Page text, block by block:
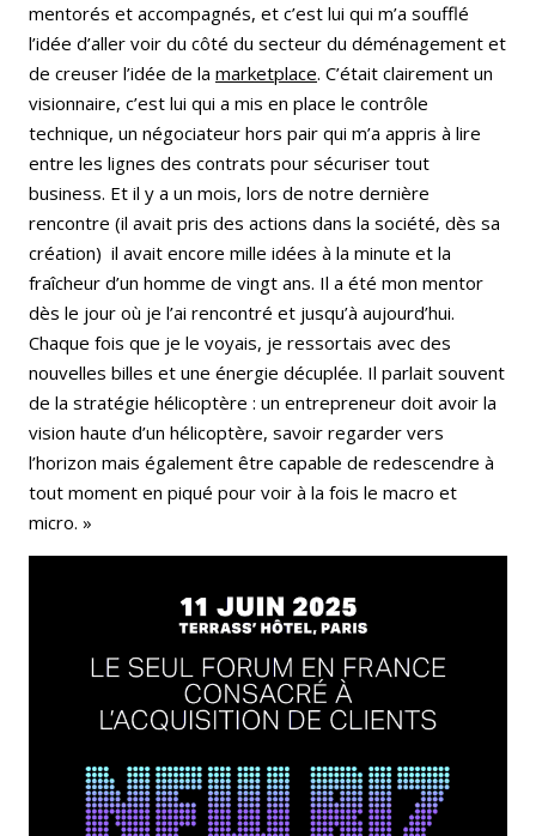
mentorés et accompagnés, et c’est lui qui m’a soufflé
l’idée d’aller voir du côté du secteur du déménagement et
de creuser l’idée de la marketplace. C’était clairement un
visionnaire, c’est lui qui a mis en place le contrôle
technique, un négociateur hors pair qui m’a appris à lire
entre les lignes des contrats pour sécuriser tout
business. Et il y a un mois, lors de notre dernière
rencontre (il avait pris des actions dans la société, dès sa
création) il avait encore mille idées à la minute et la
fraîcheur d’un homme de vingt ans. Il a été mon mentor
dès le jour où je l’ai rencontré et jusqu’à aujourd’hui.
Chaque fois que je le voyais, je ressortais avec des
nouvelles billes et une énergie décuplée. Il parlait souvent
de la stratégie hélicoptère : un entrepreneur doit avoir la
vision haute d’un hélicoptère, savoir regarder vers
l’horizon mais également être capable de redescendre à
tout moment en piqué pour voir à la fois le macro et
micro. »